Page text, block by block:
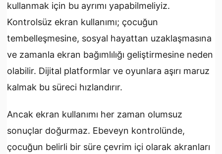
kullanmak için bu ayrımı yapabilmeliyiz.
Kontrolsüz ekran kullanımı; çocuğun
tembelleşmesine, sosyal hayattan uzaklaşmasına
ve zamanla ekran bağımlılığı geliştirmesine neden
olabilir. Dijital platformlar ve oyunlara aşırı maruz
kalmak bu süreci hızlandırır.
Ancak ekran kullanımı her zaman olumsuz
sonuçlar doğurmaz. Ebeveyn kontrolünde,
çocuğun belirli bir süre çevrim içi olarak akranları